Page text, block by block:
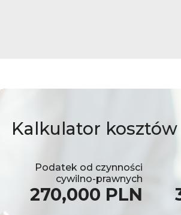
Kalkulator kosztów
Podatek od czynności
cywilno-prawnych
270,000 PLN